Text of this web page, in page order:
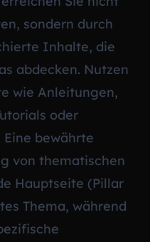
sondern durch
Inhalte, die
abdecken. Nutzen
wie Anleitungen,
oder
bewährte
von thematischen
Hauptseite (Pillar
Thema, während